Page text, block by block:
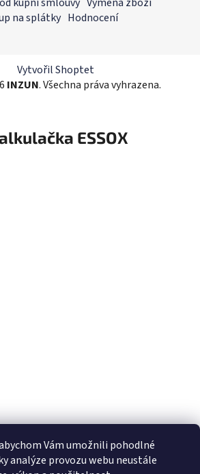
Vám umožnili pohodlné
analýze provozu webu neustále
na splátky Hodnocení
Vytvořil Shoptet
INZUN. Všechna práva vyhrazena.
ESSOX